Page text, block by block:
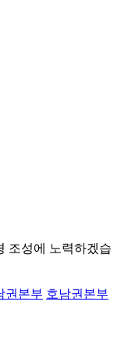
조성에 노력하겠습
권본부 호남권본부